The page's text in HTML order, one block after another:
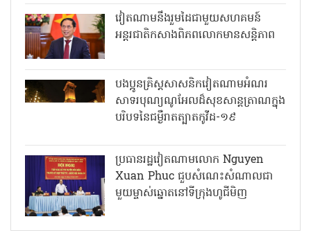
វៀតណាមនឹងរួមដៃជាមួយសហគមន៍
អន្តរជាតិកសាងពិភពលោកមានសន្តិភាព
បងប្អូនគ្រិស្តសាសនិកវៀតណាមអំណរ
សាទរបុណ្យណូអែលដ៏សុខសាន្តត្រាណក្នុង
បរិបទនៃជម្ងឺរាតត្បាតកូវីដ-១៩
ប្រធានរដ្ឋវៀតណាមលោក Nguyen
Xuan Phuc ជួបសំណេះសំណាលជា
មួយម្ចាស់ឆ្នោតនៅទីក្រុងហូជីមិញ